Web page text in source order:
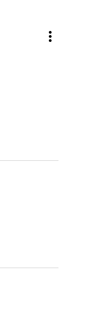
more_vert